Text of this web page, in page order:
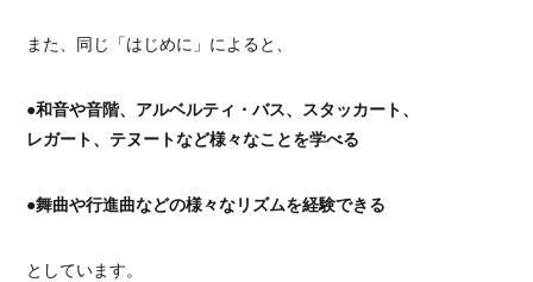
また、同じ「はじめに」によると、
●和音や音階、アルベルティ・バス、スタッカート、
レガート、テヌートなど様々なことを学べる
●舞曲や行進曲などの様々なリズムを経験できる
としています。